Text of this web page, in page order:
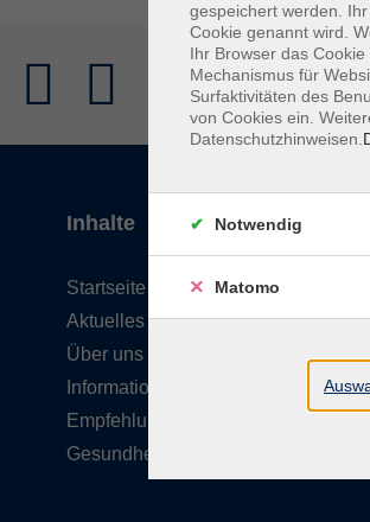
Inhalte
Startseite
Aktuelles
Über uns
Informationen
Empfehlungen
Gesundheitskurse
91161
Tel:
gespeichert werden.
Cookie genannt wird.
Ihr Browser das
Mechanismus für
Surfaktivitäten des
von Cookies ein.
Datenschutzhinweisen.
Notwendig
Matomo